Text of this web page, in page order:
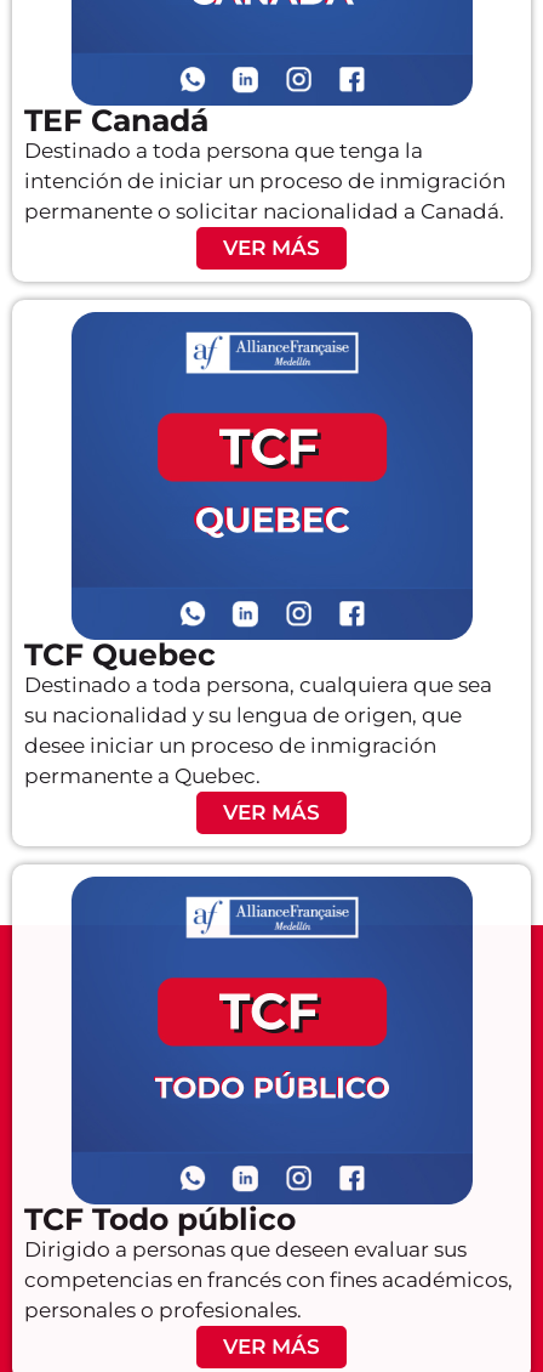
TEF Canadá
Destinado a toda persona que tenga la
intención de iniciar un proceso de inmigración
permanente o solicitar nacionalidad a Canadá.
VER MÁS
TCF Quebec
Destinado a toda persona, cualquiera que sea
su nacionalidad y su lengua de origen, que
desee iniciar un proceso de inmigración
permanente a Quebec.
VER MÁS
TCF Todo público
Dirigido a personas que deseen evaluar sus
competencias en francés con fines académicos,
personales o profesionales.
VER MÁS